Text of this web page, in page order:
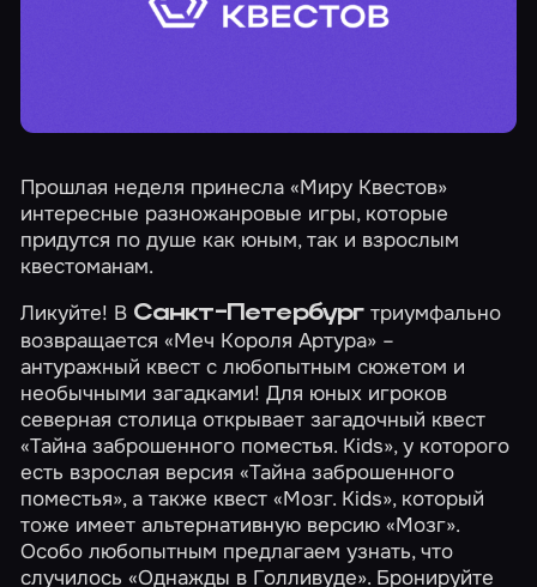
Прошлая неделя принесла «Миру Квестов»
интересные разножанровые игры, которые
придутся по душе как юным, так и взрослым
квестоманам.
Ликуйте! В Санкт-Петербургтриумфально
возвращается«Меч Короля Артура» –
антуражный квест с любопытным сюжетом и
необычными загадками! Для юных игроков
северная столица открывает загадочный квест
«Тайна заброшенного поместья. Kids», у которого
есть взрослая версия«Тайна заброшенного
поместья», а также квест«Мозг. Kids», который
тоже имеет альтернативную версию«Мозг».
Особо любопытным предлагаем узнать, что
случилось«Однажды в Голливуде». Бронируйте